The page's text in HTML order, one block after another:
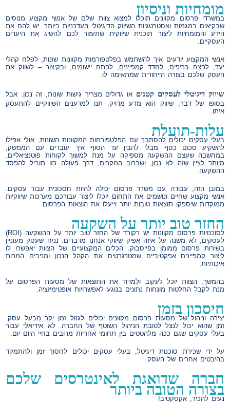
מומחיות וניסיון
במשרדי פרסום מקוונים תוכלו למצוא צוות שלם של אנשי מקצוע מנוסים
שבקיאים במגמות ואסטרטגיות השיווק הדיגיטלי העדכניות ביותר. יש להם את
הידע והמומחיות ליצור תוכנית שיווקית שתעזור לכם להשיג את היעדים
העסקיים.
אנשי המקצוע יודעים איך להשתמש בפלטפורמות מקוונות שונות, לפלח קהלי
יעד, לפצח בריפים, לחדד קמפיינים, לפתח יישומים, ובקיצור – לשווק את
העסק שלכם בצורה הייחודית שמתאימה לו.
שיווק דיגיטלי לעסקים קטנים או גדולים מצריך גישות שונות, זה נכון. אבל
בסופו של דבר, שיווק הוא מדע מדויק. תנו למדענים השיווקיים להתעסק
איתו.
עלות-תועלת
בעלי עסקים יכולים להסתבך עם הפלטפורמות המקוונות השונות, אולי אפילו
להשקיע סכום כסף מבלי להבין עד הסוף איך עובדים עם הממשק,
במחשבה שעצם ההשקעה מספיקה על מנת למשוך לקוחות פוטנציאליים.
מיותר לציין שזה לא נכון, ושברוב המקרים, דרך פעולה כזו תוביל להפסד
ההשקעה.
במובן הזה, עבודה עם משרד פרסום יכולה להיות חסכונית עבור עסקים.
אנשי מקצוע שחיים ונושמים את התחום יוכלו ליצור עבורכם מערכות שיווקיות
ממוקדות שיספקו תוצאות טובות יותר וייעלו את הוצאות הפרסום.
החזר טוב יותר על השקעה
לסוכנויות פרסום מקוונות יש רקורד של החזר טוב יותר על ההשקעה (ROI)
לעסקים, לא משנה על איזה אפיק שיווקי אנחנו מדברים. נניח שעסק מעוניין
בשירות פרסום ממומן בפייסבוק. הכלים המקצועיים של הצוות יאפשרו לו
ליצור קמפיינים אפקטיביים שמטרגרטים את הקהל הנכון ומניבים המרות
איכותיות.
בהמשך, הצוות יוכל לעקוב ולמדוד את התוצאות של מסעות הפרסום על
מנת לקבל החלטות מונחות נתונים בנוגע לאפשרויות אופטימיזציה.
חיסכון בזמן
יצירה וניהול של מסעות פרסום מקוונים יכולים לגזול זמן יקר מבעל עסק.
זמן שהוא יכול לנצל לטובת הניהול השוטף של החברה. לא אידיאלי עבור
בעלי עסקים שגם ככה מלהטטים בין תחומי אחריות מרובים בחיי היום יום.
על ידי שכירת סוכנות דיגיטל, בעלי עסקים יכולים לחסוך זמן ולהתמקד
בהיבטים אחרים של העסק.
חברה שדואגת לאינטרסים שלכם
בצורה הטובה ביותר
נעים להכיר, אקסקטיב!